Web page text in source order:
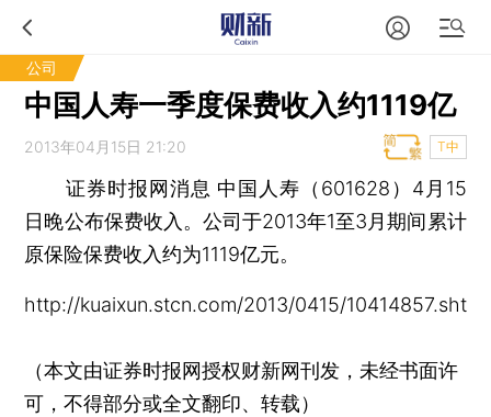
公司
中国人寿一季度保费收入约1119亿
2013年04月15日 21:20 T中
证券时报网消息 中国人寿（601628）4月15
日晚公布保费收入。公司于2013年1至3月期间累计
原保险保费收入约为1119亿元。
http://kuaixun.stcn.com/2013/0415/10414857.shtml
（本文由证券时报网授权财新网刊发，未经书面许
可，不得部分或全文翻印、转载）